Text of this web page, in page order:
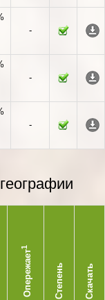
-
-
-
Опережает
1
Степень Скачать